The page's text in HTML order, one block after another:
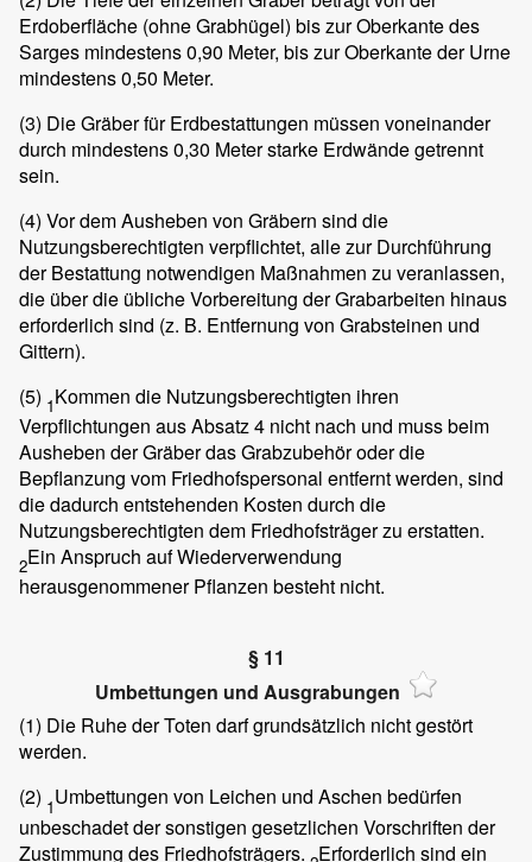
Erdoberfläche (ohne Grabhügel) bis zur Oberkante des
Sarges mindestens 0,90 Meter, bis zur Oberkante der Urne
mindestens 0,50 Meter.
(3) Die Gräber für Erdbestattungen müssen voneinander
durch mindestens 0,30 Meter starke Erdwände getrennt
sein.
(4) Vor dem Ausheben von Gräbern sind die
Nutzungsberechtigten verpflichtet, alle zur Durchführung
der Bestattung notwendigen Maßnahmen zu veranlassen,
die über die übliche Vorbereitung der Grabarbeiten hinaus
erforderlich sind (z. B. Entfernung von Grabsteinen und
Gittern).
(5) 1Kommen die Nutzungsberechtigten ihren
Verpflichtungen aus Absatz 4 nicht nach und muss beim
Ausheben der Gräber das Grabzubehör oder die
Bepflanzung vom Friedhofspersonal entfernt werden, sind
die dadurch entstehenden Kosten durch die
Nutzungsberechtigten dem Friedhofsträger zu erstatten.
2Ein Anspruch auf Wiederverwendung
herausgenommener Pflanzen besteht nicht.
§ 11
Umbettungen und Ausgrabungen
(1) Die Ruhe der Toten darf grundsätzlich nicht gestört
werden.
(2) 1Umbettungen von Leichen und Aschen bedürfen
unbeschadet der sonstigen gesetzlichen Vorschriften der
Zustimmung des Friedhofsträgers. Erforderlich sind ein